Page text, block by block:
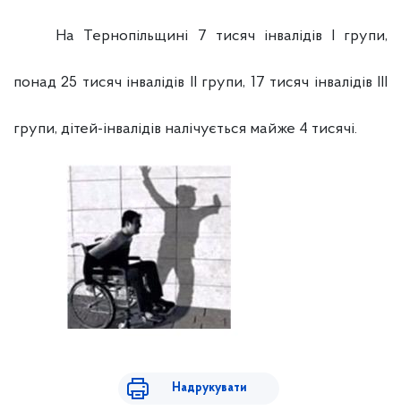
На Тернопільщині 7 тисяч інвалідів І групи,
понад 25 тисяч інвалідів ІІ групи, 17 тисяч інвалідів ІІІ
групи, дітей-інвалідів налічується майже 4 тисячі.
Надрукувати